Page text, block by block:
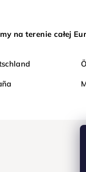
na terenie całej